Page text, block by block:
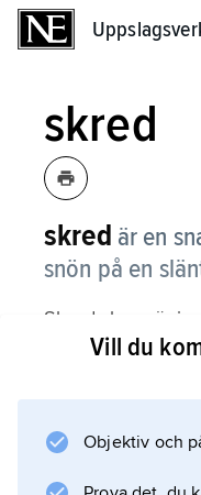
skred
skred är en
snön på en
Skred sker när
snö (lavin)
Vill du
Objektiv och